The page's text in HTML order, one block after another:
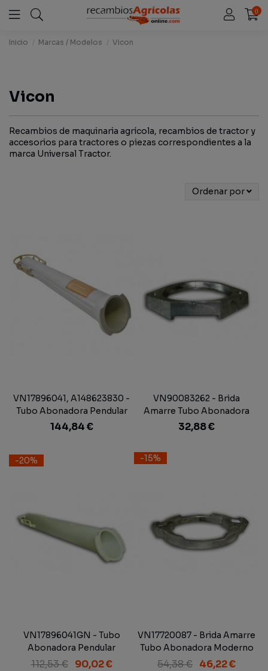
0
Inicio Marcas / Modelos Vicon
Vicon
Recambios de maquinaria agrícola, recambios de tractor y
accesorios para tractores o piezas correspondientes a la
marca Universal Tractor.
Ordenar por
VN17896041, A148623830 -
Tubo Abonadora Pendular
Completo Original Vicon
144,84 €
VN90083262 - Brida
Amarre Tubo Abonadora
Adp. Vicon Antiguo
32,88 €
-20%
VN17896041GN - Tubo
Abonadora Pendular
Completo Adaptable Vicon
112,53 € 90,02 €
-15%
VN17720087 - Brida Amarre
Tubo Abonadora Moderno
Adp. Vicon
54,38 € 46,22 €